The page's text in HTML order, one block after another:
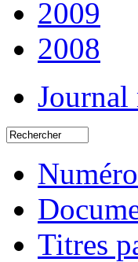
2009
2008
Titres